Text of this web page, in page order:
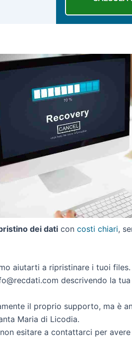
dei dati con costi chiari,
aiutarti a ripristinare i tuoi files.
descrivendo la
il proprio supporto, ma è
Maria di Licodia.
esitare a contattarci per